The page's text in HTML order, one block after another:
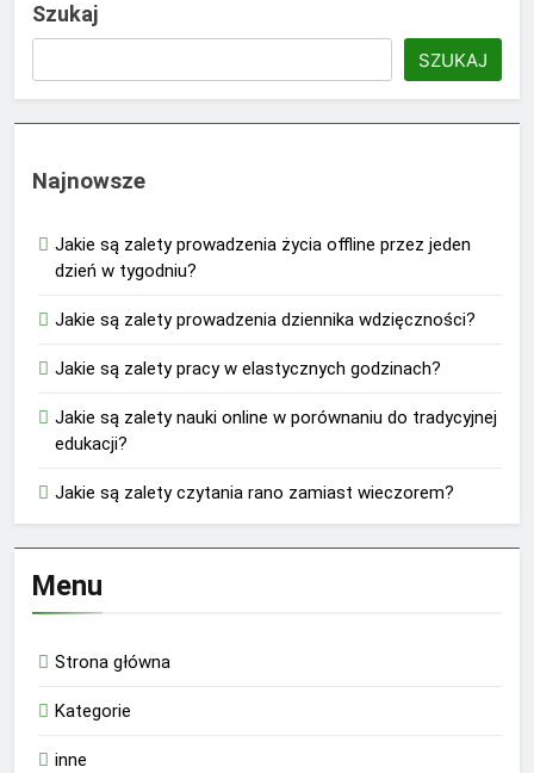
Szukaj
SZUKAJ
Najnowsze
Jakie są zalety prowadzenia życia offline przez jeden
dzień w tygodniu?
Jakie są zalety prowadzenia dziennika wdzięczności?
Jakie są zalety pracy w elastycznych godzinach?
Jakie są zalety nauki online w porównaniu do tradycyjnej
edukacji?
Jakie są zalety czytania rano zamiast wieczorem?
Menu
Strona główna
Kategorie
inne